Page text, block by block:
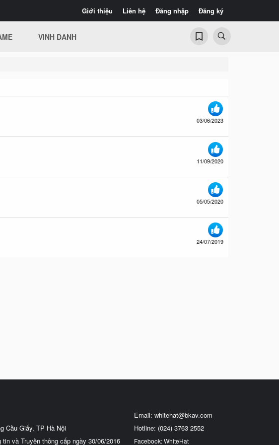
Giới thiệu Liên hệ Đăng nhập Đăng ký
VINH DANH
03/06/2023
11/09/2020
05/05/2020
24/07/2019
Cầu Giấy, TP Hà Nội
và Truyền thông cấp ngày 30/06/2016
Email: whitehat@bkav.com
Hotline: (024) 3763 2552
Facebook: WhiteHat